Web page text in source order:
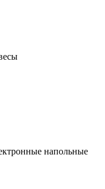
напольные